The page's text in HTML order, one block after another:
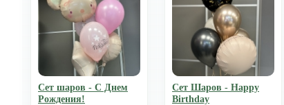
Сет шаров - С Днем
Рождения!
Сет Шаров - Happy
Birthday